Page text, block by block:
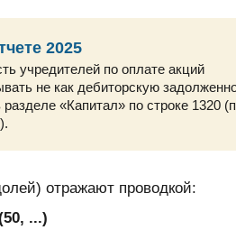
2025
учредителей по оплате акций
не как дебиторскую
разделе «Капитал» по строке 1320
отражают проводкой:
...)